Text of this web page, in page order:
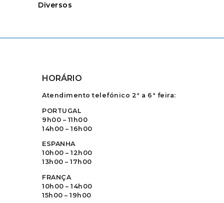
Diversos
HORÁRIO
Atendimento telefónico 2ª a 6ª feira:
PORTUGAL
9h00 – 11h00
14h00 – 16h00
ESPANHA
10h00 – 12h00
13h00 – 17h00
FRANÇA
10h00 – 14h00
15h00 – 19h00